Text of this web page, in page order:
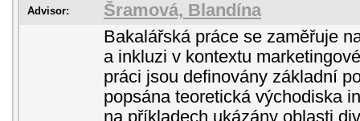
Advisor: Šramová, Blandína
Bakalářská práce se zaměřuje
a inkluzi v kontextu
práci jsou definovány základní
popsána teoretická východiska
na příkladech ukázány oblasti